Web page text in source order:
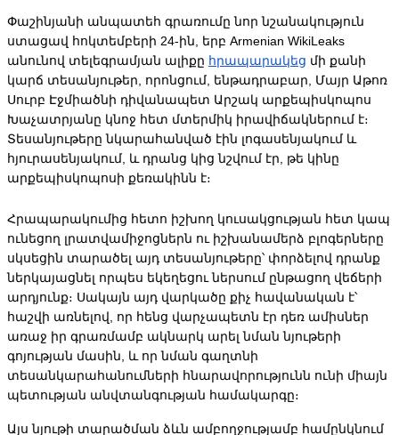
Փաշինյանի անպատեհ գրառումը նոր նշանակություն
ստացավ հոկտեմբերի 24-ին, երբ Armenian WikiLeaks
անունով տելեգրամյան ալիքը հրապարակեց մի քանի
կարճ տեսանյութեր, որոնցում, ենթադրաբար, Մայր Աթոռ
Սուրբ Էջմիածնի դիվանապետ Արշակ արքեպիսկոպոս
Խաչատրյանը կնոջ հետ մտերմիկ իրավիճակներում է։
Տեսանյութերը նկարահանված էին լոգասենյակում և
հյուրասենյակում, և դրանց կից նշվում էր, թե կինը
արքեպիսկոպոսի քեռակինն է։
Հրապարակումից հետո իշխող կուսակցության հետ կապ
ունեցող լրատվամիջոցներն ու իշխանամերձ բլոգերները
սկսեցին տարածել այդ տեսանյութերը՝ փորձելով դրանք
ներկայացնել որպես եկեղեցու ներսում ընթացող վեճերի
արդյունք։ Սակայն այդ վարկածը քիչ հավանական է՝
հաշվի առնելով, որ հենց վարչապետն էր դեռ ամիսներ
առաջ իր գրառմամբ ակնարկ արել նման նյութերի
գոյության մասին, և որ նման գաղտնի
տեսանկարահանումների հնարավորությունն ունի միայն
պետության անվտանգության համակարգը։
Այս նյութի տարածման ձևն ամբողջությամբ համընկնում